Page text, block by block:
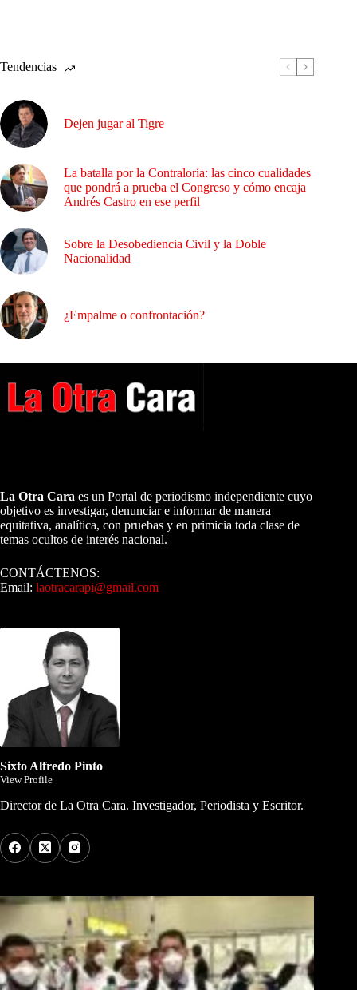
Tendencias
Dejen jugar al Tigre
La batalla por la Contraloría: las cinco cualidades
que pondrá a prueba el Congreso y cómo encaja
Andrés Castro en ese perfil
Sobre la Desobediencia Civil y la Doble
Nacionalidad
¿Empalme o confrontación?
La Otra Cara es un Portal de periodismo independiente cuyo
objetivo es investigar, denunciar e informar de manera
equitativa, analítica, con pruebas y en primicia toda clase de
temas ocultos de interés nacional.
CONTÁCTENOS:
Email: laotracarapi@gmail.com
Sixto Alfredo Pinto
View Profile
Director de La Otra Cara. Investigador, Periodista y Escritor.